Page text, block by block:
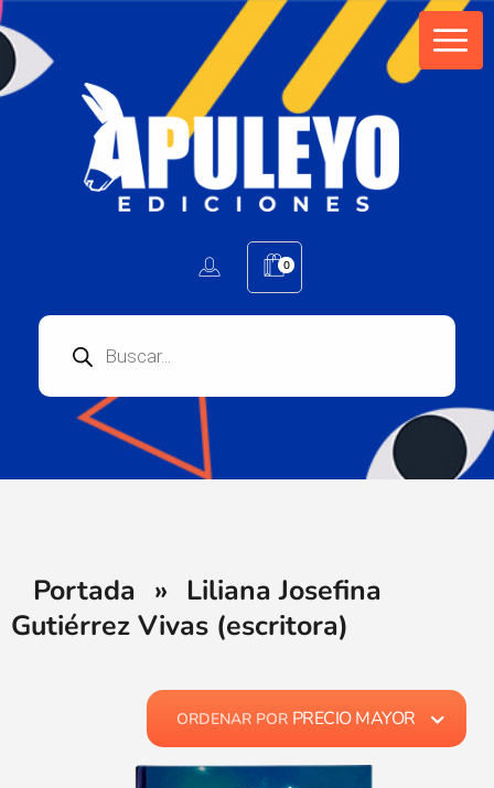
0
Portada » Liliana Josefina
Gutiérrez Vivas (escritora)
ORDENAR POR PRECIO MAYOR